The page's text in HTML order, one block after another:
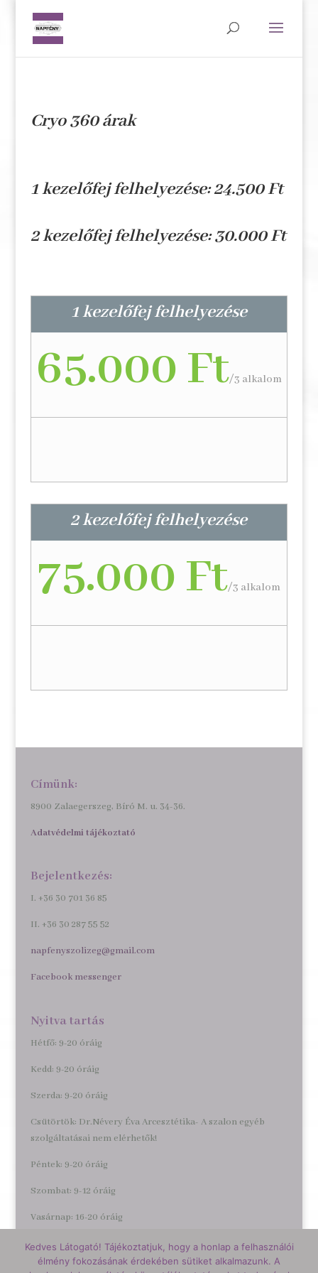
Cryo 360 árak
1 kezelőfej felhelyezése: 24.500 Ft
2 kezelőfej felhelyezése: 30.000 Ft
1 kezelőfej felhelyezése
65.000 Ft/3 alkalom
2 kezelőfej felhelyezése
75.000 Ft/3 alkalom
Címünk:
8900 Zalaegerszeg, Bíró M. u. 34-36.
Adatvédelmi tájékoztató
Bejelentkezés:
I. +36 30 701 36 85
II. +36 30 287 55 52
napfenyszolizeg@gmail.com
Facebook messenger
Nyitva tartás
Hétfő: 9-20 óráig
Kedd: 9-20 óráig
Szerda: 9-20 óráig
Csütörtök: Dr.Névery Éva Arcesztétika- A szalon egyéb
szolgáltatásai nem elérhetők!
Péntek: 9-20 óráig
Szombat: 9-12 óráig
Vasárnap: 16-20 óráig
Kedves Látogató! Tájékoztatjuk, hogy a honlap a felhasználói
élmény fokozásának érdekében sütiket alkalmazunk. A